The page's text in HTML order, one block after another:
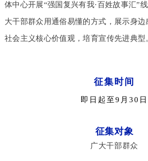
体中心开展“强国复兴有我·百姓故事汇”
大干部群众用通俗易懂的方式，展示身
社会主义核心价值观，培育宣传先进典型
征集时间
即日起至9月30日
征集对象
广大干部群众